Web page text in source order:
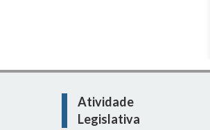
Atividade
Legislativa